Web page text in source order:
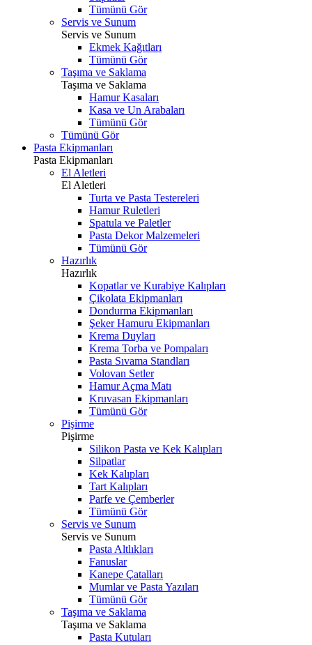
Tümünü Gör
Servis ve Sunum
Servis ve Sunum
Ekmek Kağıtları
Tümünü Gör
Taşıma ve Saklama
Taşıma ve Saklama
Hamur Kasaları
Kasa ve Un Arabaları
Tümünü Gör
Tümünü Gör
Pasta Ekipmanları
Pasta Ekipmanları
El Aletleri
El Aletleri
Turta ve Pasta Testereleri
Hamur Ruletleri
Spatula ve Paletler
Pasta Dekor Malzemeleri
Tümünü Gör
Hazırlık
Hazırlık
Kopatlar ve Kurabiye Kalıpları
Çikolata Ekipmanları
Dondurma Ekipmanları
Şeker Hamuru Ekipmanları
Krema Duyları
Krema Torba ve Pompaları
Pasta Sıvama Standları
Volovan Setler
Hamur Açma Matı
Kruvasan Ekipmanları
Tümünü Gör
Pişirme
Pişirme
Silikon Pasta ve Kek Kalıpları
Silpatlar
Kek Kalıpları
Tart Kalıpları
Parfe ve Çemberler
Tümünü Gör
Servis ve Sunum
Servis ve Sunum
Pasta Altlıkları
Fanuslar
Kanepe Çatalları
Mumlar ve Pasta Yazıları
Tümünü Gör
Taşıma ve Saklama
Taşıma ve Saklama
Pasta Kutuları